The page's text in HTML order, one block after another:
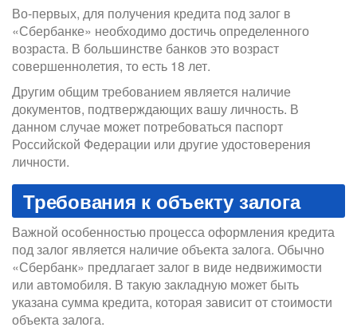
Во-первых, для получения кредита под залог в
«Сбербанке» необходимо достичь определенного
возраста. В большинстве банков это возраст
совершеннолетия, то есть 18 лет.
Другим общим требованием является наличие
документов, подтверждающих вашу личность. В
данном случае может потребоваться паспорт
Российской Федерации или другие удостоверения
личности.
Требования к объекту залога
Важной особенностью процесса оформления кредита
под залог является наличие объекта залога. Обычно
«Сбербанк» предлагает залог в виде недвижимости
или автомобиля. В такую закладную может быть
указана сумма кредита, которая зависит от стоимости
объекта залога.